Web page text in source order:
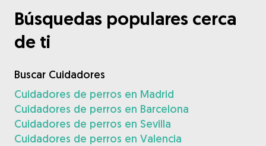
Búsquedas populares cerca
de ti
Buscar Cuidadores
Cuidadores de perros en Madrid
Cuidadores de perros en Barcelona
Cuidadores de perros en Sevilla
Cuidadores de perros en Valencia